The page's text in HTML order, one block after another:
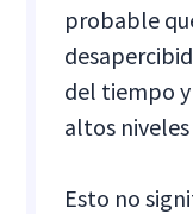
probable
del tiempo
altos
Esto no